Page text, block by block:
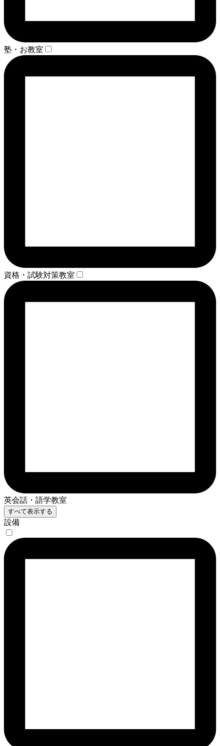
塾・お教室
資格・試験対策教室
英会話・語学教室
すべて表示する
設備